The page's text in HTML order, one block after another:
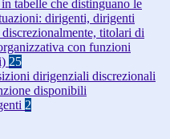
tabelle che distinguano le
dirigenti, dirigenti
titolari di
con funzioni
25
dirigenziali discrezionali
disponibili
2